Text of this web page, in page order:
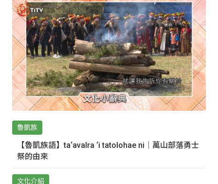
魯凱族
【魯凱族語】ta‘avalra ‘i tatolohae ni｜萬山部落勇士
祭的由來
文化介紹